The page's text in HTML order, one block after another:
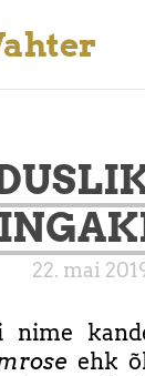
22. mai
nime
ehk